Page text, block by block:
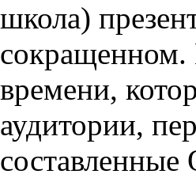
школа)
сокращенном.
времени,
аудитории,